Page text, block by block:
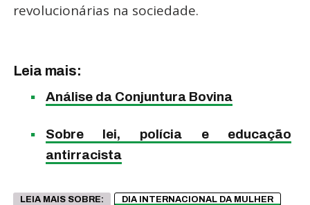
revolucionárias na sociedade.
Leia mais:
Análise da Conjuntura Bovina
Sobre lei, polícia e educação
antirracista
LEIA MAIS SOBRE:
DIA INTERNACIONAL DA MULHER